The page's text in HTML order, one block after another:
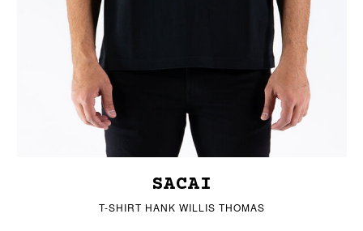
SACAI
T-SHIRT HANK WILLIS THOMAS